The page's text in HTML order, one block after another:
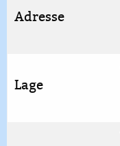
Adresse
Lage